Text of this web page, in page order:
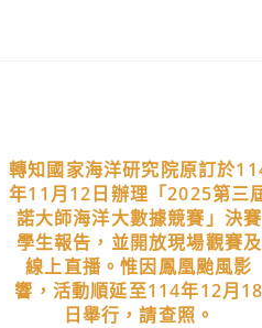
轉知國家海洋研究院原訂於
年11月12日辦理「2025第三
諾大師海洋大數據競賽」決賽
學生報告，並開放現場觀賽及
線上直播。惟因鳳凰颱風影
響，活動順延至114年12月18
日舉行，請查照。